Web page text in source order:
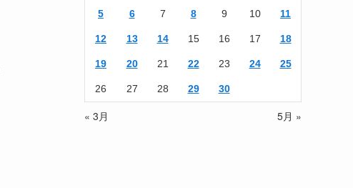
5 6 7 8 9 10 11
12 13 14 15 16 17 18
19 20 21 22 23 24 25
26 27 28 29 30
« 3月 5月 »